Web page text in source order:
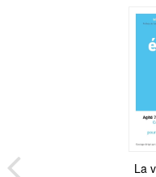
La